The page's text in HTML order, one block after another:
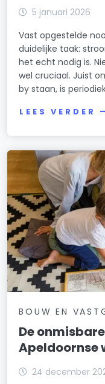
5 januari 2026
Vast opgestelde
duidelijke taak:
het echt nodig is.
wel cruciaal. Juist
by staan, is
LEES VERDER
BOUW EN
De
Apeldoornse
24 december